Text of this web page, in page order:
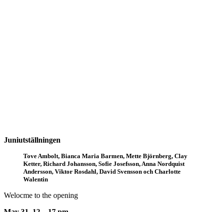
Juniutställningen
Tove Ambolt, Bianca Maria Barmen, Mette Björnberg, Clay
Ketter, Richard Johansson, Sofie Josefsson, Anna Nordquist
Andersson, Viktor Rosdahl, David Svensson och Charlotte
Walentin
Welocme to the opening